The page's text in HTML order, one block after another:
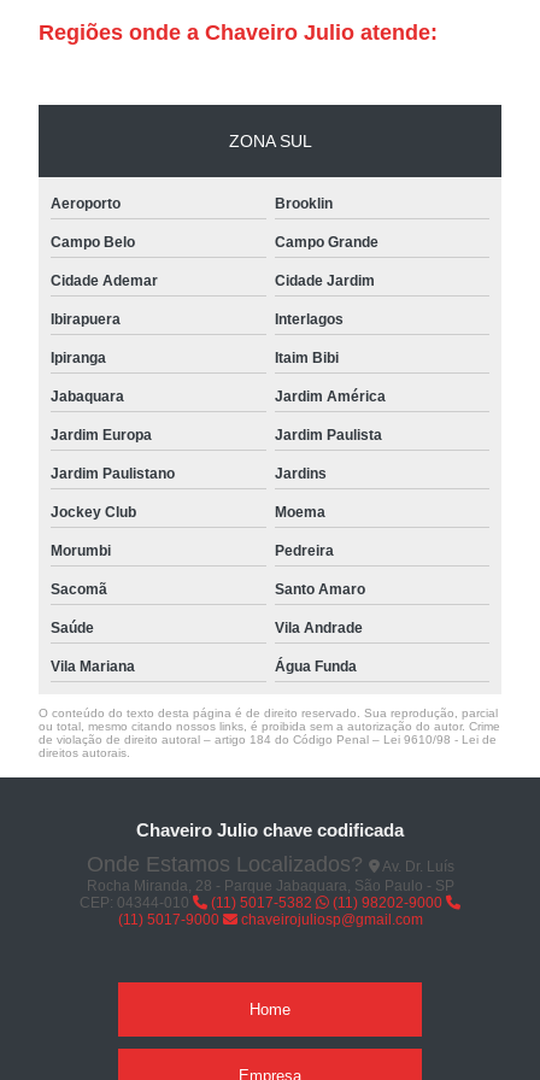
Regiões onde a Chaveiro Julio atende:
ZONA SUL
Aeroporto Brooklin
Campo Belo Campo Grande
Cidade Ademar Cidade Jardim
Ibirapuera Interlagos
Ipiranga Itaim Bibi
Jabaquara Jardim América
Jardim Europa Jardim Paulista
Jardim Paulistano Jardins
Jockey Club Moema
Morumbi Pedreira
Sacomã Santo Amaro
Saúde Vila Andrade
Vila Mariana Água Funda
O conteúdo do texto desta página é de direito reservado. Sua reprodução, parcial
ou total, mesmo citando nossos links, é proibida sem a autorização do autor. Crime
de violação de direito autoral – artigo 184 do Código Penal – Lei 9610/98 - Lei de
direitos autorais
Chaveiro Julio chave codificada
Onde Estamos Localizados?
Av. Dr. Luís
Rocha Miranda, 28 - Parque Jabaquara, São Paulo - SP
CEP: 04344-010
(11) 5017-5382
(11) 98202-9000
(11) 5017-9000
chaveirojuliosp@gmail.com
Home
Empresa